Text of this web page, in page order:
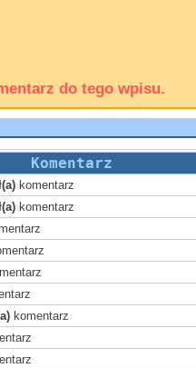
do tego wpisu.
Komentarz
komentarz
komentarz
komentarz